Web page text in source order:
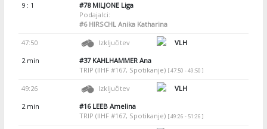
9 : 1
#78MILJONE Liga
Podajalci:
#6HIRSCHL Anika Katharina
47:50 Izključitev
VLH
2 min
#37KAHLHAMMER Ana
TRIP (IIHF #167, Spotikanje) [ 47:50 - 49:50 ]
49:26 Izključitev
VLH
2 min
#16LEEB Amelina
TRIP (IIHF #167, Spotikanje) [ 49:26 - 51:26 ]